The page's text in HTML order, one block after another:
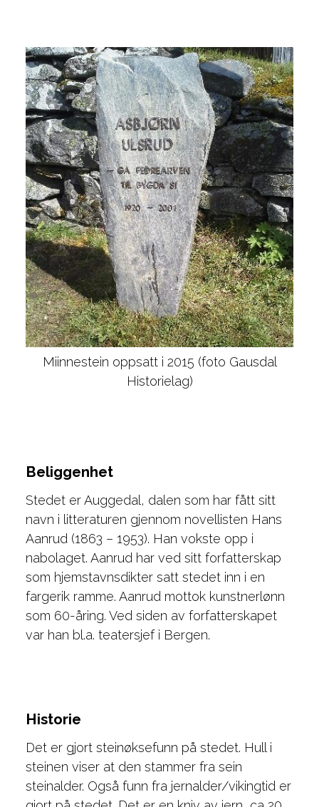
Miinnestein oppsatt i 2015 (foto Gausdal
Historielag)
Beliggenhet
Stedet er Auggedal, dalen som har fått sitt
navn i litteraturen gjennom novellisten Hans
Aanrud (1863 – 1953). Han vokste opp i
nabolaget. Aanrud har ved sitt forfatterskap
som hjemstavnsdikter satt stedet inn i en
fargerik ramme. Aanrud mottok kunstnerlønn
som 60-åring. Ved siden av forfatterskapet
var han bl.a. teatersjef i Bergen.
Historie
Det er gjort steinøksefunn på stedet. Hull i
steinen viser at den stammer fra sein
steinalder. Også funn fra jernalder/vikingtid er